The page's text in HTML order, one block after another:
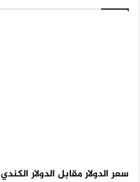
سعر الدولار مقابل الدولار الكندي